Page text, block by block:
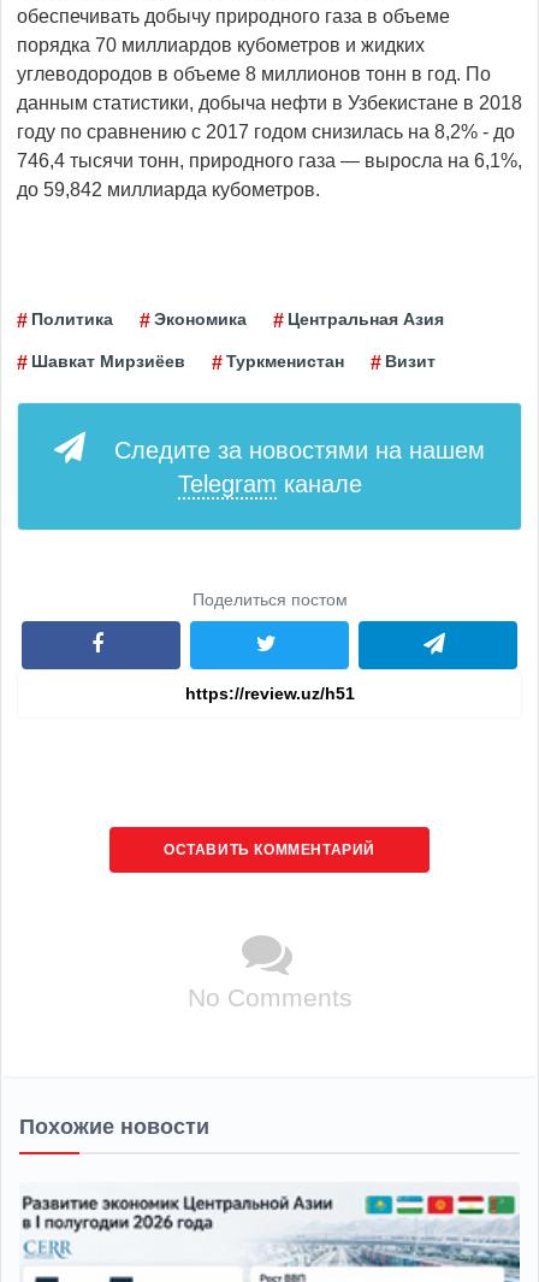
обеспечивать добычу природного газа в объеме
порядка 70 миллиардов кубометров и жидких
углеводородов в объеме 8 миллионов тонн в год. По
данным статистики, добыча нефти в Узбекистане в 2018
году по сравнению с 2017 годом снизилась на 8,2% - до
746,4 тысячи тонн, природного газа — выросла на 6,1%,
до 59,842 миллиарда кубометров.
Политика Экономика Центральная Азия
Шавкат Мирзиёев Туркменистан Визит
Следите за новостями на нашем
Telegram канале
Поделиться постом
ОСТАВИТЬ КОММЕНТАРИЙ
No Comments
Похожие новости